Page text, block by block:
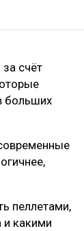
счёт
больших
пеллетами,
какими